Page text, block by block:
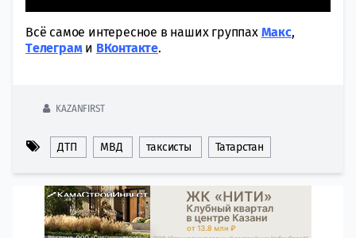
Всё самое интересное в наших группах Макс,
Tелеграми ВКонтакте.
KAZANFIRST
ДТП МВД таксисты Татарстан